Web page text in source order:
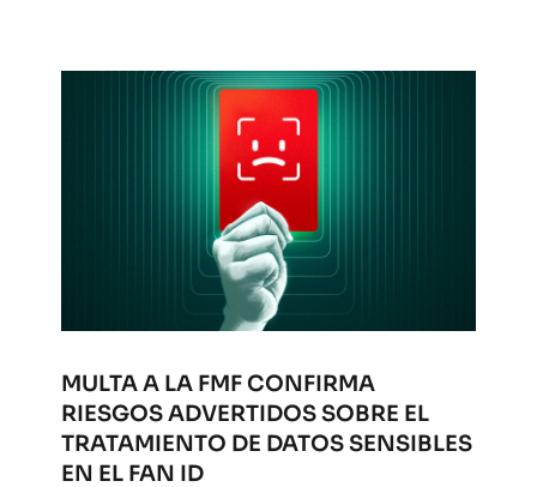
MULTA A LA FMF CONFIRMA
RIESGOS ADVERTIDOS SOBRE EL
TRATAMIENTO DE DATOS SENSIBLES
EN EL FAN ID